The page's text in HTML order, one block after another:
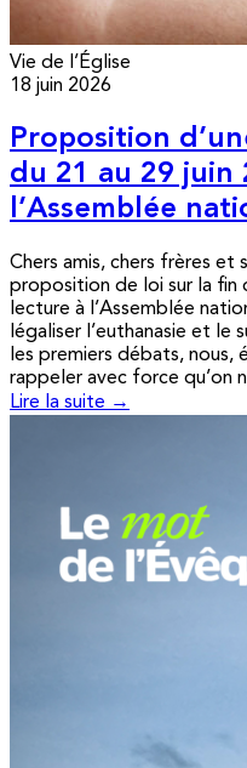
Vie de l’Église
18 juin 2026
Proposition
du 21 au 29 juin
l’Assemblée
Chers amis, chers frères et
proposition de loi sur la fin
lecture à l’Assemblée
légaliser l’euthanasie et le
les premiers débats, nous,
rappeler avec force qu’on
Lire la suite →